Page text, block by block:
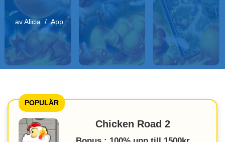
avAlicia App
POPULÄR
Chicken Road 2